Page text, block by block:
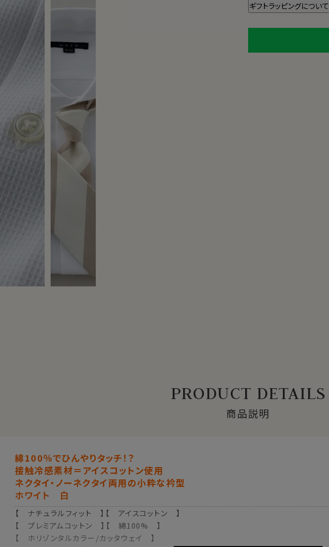
ギフトラッピングについて
PRODUCT DETAILS
商品説明
綿100％でひんやりタッチ！？
接触冷感素材＝アイスコットン使用
ネクタイ・ノーネクタイ両用の小粋な衿型
ホワイト 白
【 ナチュラルフィット 】【 アイスコットン 】
【 プレミアムコットン 】【 綿100% 】
【 ホリゾンタルカラー/カッタウェイ 】